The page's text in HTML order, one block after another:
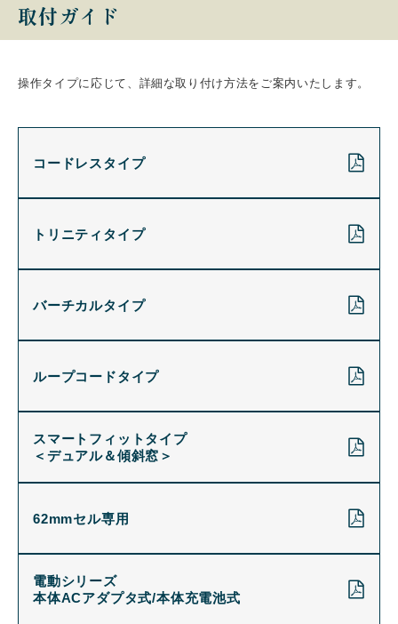
取付ガイド
操作タイプに応じて、詳細な取り付け方法をご案内いたします。
コードレスタイプ
トリニティタイプ
バーチカルタイプ
ループコードタイプ
スマートフィットタイプ
＜デュアル＆傾斜窓＞
62mmセル専用
電動シリーズ
本体ACアダプタ式/本体充電池式